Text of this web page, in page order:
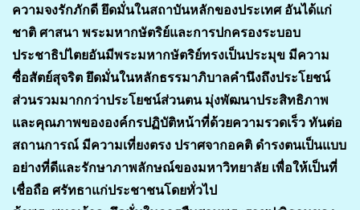
ความจงรักภักดี ยึดมั่นในสถาบันหลักของประเทศ อันได้แก่
ชาติ ศาสนา พระมหากษัตริย์และการปกครองระบอบ
ประชาธิปไตยอันมีพระมหากษัตริย์ทรงเป็นประมุข มีความ
ซื่อสัตย์สุจริต ยึดมั่นในหลักธรรมาภิบาลคำนึงถึงประโยชน์
ส่วนรวมมากกว่าประโยชน์ส่วนตน มุ่งพัฒนาประสิทธิภาพ
และคุณภาพขององค์กรปฏิบัติหน้าที่ด้วยความรวดเร็ว ทันต่อ
สถานการณ์ มีความเที่ยงตรง ปราศจากอคติ ดำรงตนเป็นแบบ
อย่างที่ดีและรักษาภาพลักษณ์ของมหาวิทยาลัย เพื่อให้เป็นที่
เชื่อถือ ศรัทธาแก่ประชาชนโดยทั่วไป